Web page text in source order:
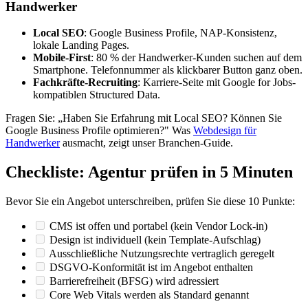
Handwerker
Local SEO: Google Business Profile, NAP-Konsistenz,
lokale Landing Pages.
Mobile-First: 80 % der Handwerker-Kunden suchen auf dem
Smartphone. Telefonnummer als klickbarer Button ganz oben.
Fachkräfte-Recruiting: Karriere-Seite mit Google for Jobs-
kompatiblen Structured Data.
Fragen Sie: „Haben Sie Erfahrung mit Local SEO? Können Sie
Google Business Profile optimieren?" Was Webdesign für
Handwerkerausmacht, zeigt unser Branchen-Guide.
Checkliste: Agentur prüfen in 5 Minuten
Bevor Sie ein Angebot unterschreiben, prüfen Sie diese 10 Punkte:
CMS ist offen und portabel (kein Vendor Lock-in)
Design ist individuell (kein Template-Aufschlag)
Ausschließliche Nutzungsrechte vertraglich geregelt
DSGVO-Konformität ist im Angebot enthalten
Barrierefreiheit (BFSG) wird adressiert
Core Web Vitals werden als Standard genannt